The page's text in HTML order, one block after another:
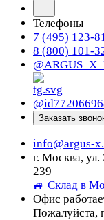
Телефоны
7 (495) 123-
8 (800) 101-
Заказать
info@argus-
г. Москва,
239
🚙 Склад в
Офис
Пожалуйста,